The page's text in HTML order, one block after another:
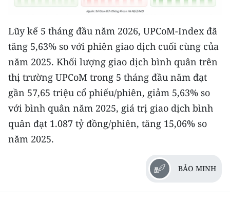
Bắc Trung Bộ
Duyên hải Nam Trung Bộ và Tây
Nguyên
Đông Nam Bộ
Đồng bằng sông Cửu Long
Chuyên trang Hà Nội
Chuyên trang TP. Hồ Chí Minh
Lũy kế 5 tháng đầu năm 2026, UPCoM-Index đã
tăng 5,63% so với phiên giao dịch cuối cùng của
năm 2025. Khối lượng giao dịch bình quân trên
thị trường UPCoM trong 5 tháng đầu năm đạt
gần 57,65 triệu cổ phiếu/phiên, giảm 5,63% so
với bình quân năm 2025, giá trị giao dịch bình
quân đạt 1.087 tỷ đồng/phiên, tăng 15,06% so
năm 2025.
BẢO MINH